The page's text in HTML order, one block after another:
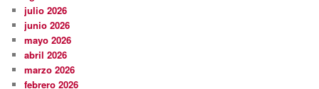
julio 2026
junio 2026
mayo 2026
abril 2026
marzo 2026
febrero 2026